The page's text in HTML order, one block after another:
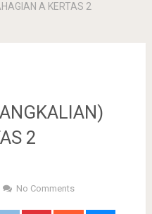
A KERTAS 2
2
No Comments